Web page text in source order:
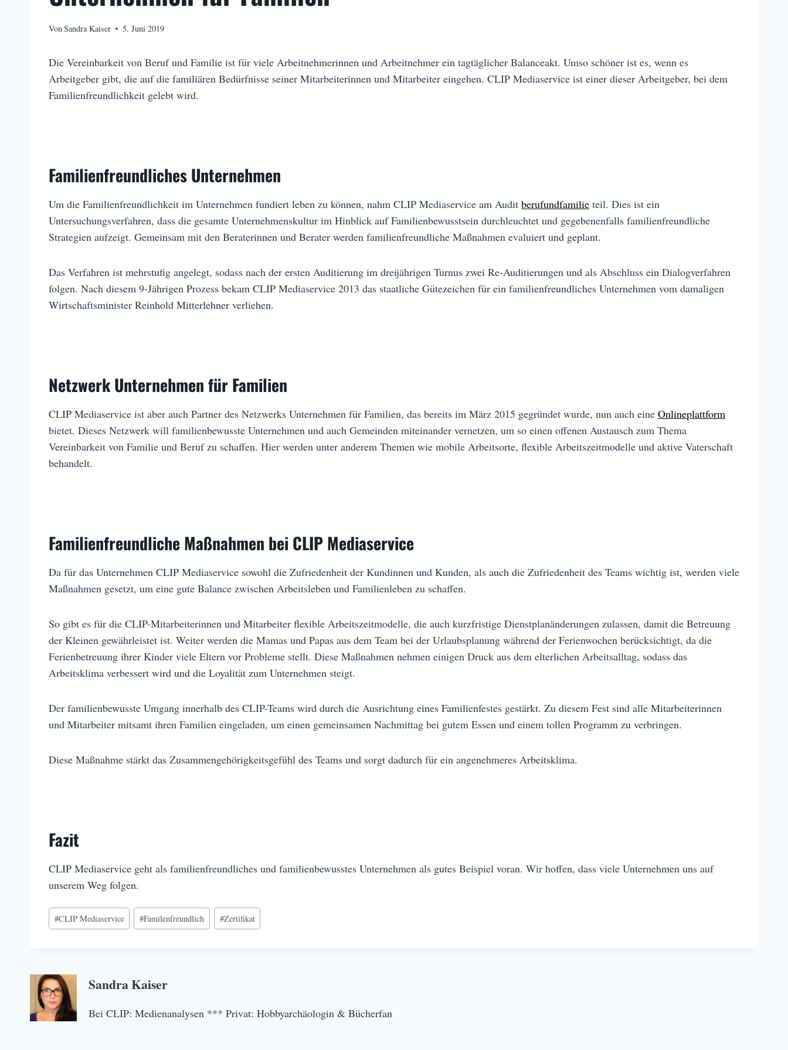
VonSandra Kaiser 5. Juni 2019
Die Vereinbarkeit von Beruf und Familie ist für viele Arbeitnehmerinnen und Arbeitnehmer ein tagtäglicher Balanceakt. Umso schöner ist es, wenn es
Arbeitgeber gibt, die auf die familiären Bedürfnisse seiner Mitarbeiterinnen und Mitarbeiter eingehen. CLIP Mediaservice ist einer dieser Arbeitgeber, bei dem
Familienfreundlichkeit gelebt wird.
Familienfreundliches Unternehmen
Um die Familienfreundlichkeit im Unternehmen fundiert leben zu können, nahm CLIP Mediaservice am Audit berufundfamilie teil. Dies ist ein
Untersuchungsverfahren, dass die gesamte Unternehmenskultur im Hinblick auf Familienbewusstsein durchleuchtet und gegebenenfalls familienfreundliche
Strategien aufzeigt. Gemeinsam mit den Beraterinnen und Berater werden familienfreundliche Maßnahmen evaluiert und geplant.
Das Verfahren ist mehrstufig angelegt, sodass nach der ersten Auditierung im dreijährigen Turnus zwei Re-Auditierungen und als Abschluss ein Dialogverfahren
folgen. Nach diesem 9-Jährigen Prozess bekam CLIP Mediaservice 2013 das staatliche Gütezeichen für ein familienfreundliches Unternehmen vom damaligen
Wirtschaftsminister Reinhold Mitterlehner verliehen.
Netzwerk Unternehmen für Familien
CLIP Mediaservice ist aber auch Partner des Netzwerks Unternehmen für Familien, das bereits im März 2015 gegründet wurde, nun auch eine Onlineplattform
bietet. Dieses Netzwerk will familienbewusste Unternehmen und auch Gemeinden miteinander vernetzen, um so einen offenen Austausch zum Thema
Vereinbarkeit von Familie und Beruf zu schaffen. Hier werden unter anderem Themen wie mobile Arbeitsorte, flexible Arbeitszeitmodelle und aktive Vaterschaft
behandelt.
Familienfreundliche Maßnahmen bei CLIP Mediaservice
Da für das Unternehmen CLIP Mediaservice sowohl die Zufriedenheit der Kundinnen und Kunden, als auch die Zufriedenheit des Teams wichtig ist, werden viele
Maßnahmen gesetzt, um eine gute Balance zwischen Arbeitsleben und Familienleben zu schaffen.
So gibt es für die CLIP-Mitarbeiterinnen und Mitarbeiter flexible Arbeitszeitmodelle, die auch kurzfristige Dienstplanänderungen zulassen, damit die Betreuung
der Kleinen gewährleistet ist. Weiter werden die Mamas und Papas aus dem Team bei der Urlaubsplanung während der Ferienwochen berücksichtigt, da die
Ferienbetreuung ihrer Kinder viele Eltern vor Probleme stellt. Diese Maßnahmen nehmen einigen Druck aus dem elterlichen Arbeitsalltag, sodass das
Arbeitsklima verbessert wird und die Loyalität zum Unternehmen steigt.
Der familienbewusste Umgang innerhalb des CLIP-Teams wird durch die Ausrichtung eines Familienfestes gestärkt. Zu diesem Fest sind alle Mitarbeiterinnen
und Mitarbeiter mitsamt ihren Familien eingeladen, um einen gemeinsamen Nachmittag bei gutem Essen und einem tollen Programm zu verbringen.
Diese Maßnahme stärkt das Zusammengehörigkeitsgefühl des Teams und sorgt dadurch für ein angenehmeres Arbeitsklima.
Fazit
CLIP Mediaservice geht als familienfreundliches und familienbewusstes Unternehmen als gutes Beispiel voran. Wir hoffen, dass viele Unternehmen uns auf
unserem Weg folgen.
Schlagworte:
#CLIP Mediaservice #Familenfreundlich #Zertifikat
Sandra Kaiser
Bei CLIP: Medienanalysen *** Privat: Hobbyarchäologin & Bücherfan